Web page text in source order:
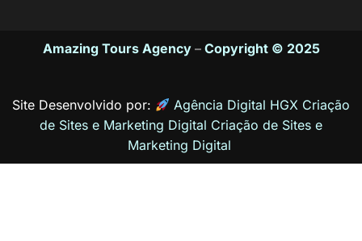
Amazing Tours Agency– Copyright © 2025
Site Desenvolvido por:
Agência Digital HGX Criação
de Sites e Marketing Digital Criação de Sites e
Marketing Digital